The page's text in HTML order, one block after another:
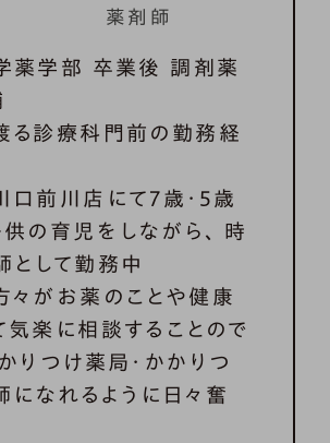
薬剤師
薬学部 卒業後 調剤薬
る診療科門前の勤務経
口前川店にて7歳・5歳
の育児をしながら、 時
として勤務中
々がお薬のことや健康
気楽に相談することので
りつけ薬局・かかりつ
になれるように日々奮